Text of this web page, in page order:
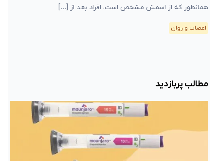
همانطور که از اسمش مشخص است، افراد بعد از […]
اعصاب و روان
مطالب پربازدید